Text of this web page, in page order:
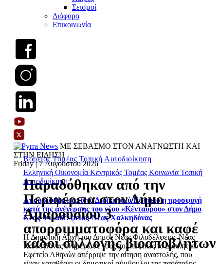
Σεισμοί
Διάφορα
Επικοινωνία
ΜΕ ΣΕΒΑΣΜΟ ΣΤΟΝ ΑΝΑΓΝΩΣΤΗ ΚΑΙ
ΣΤΗΝ ΕΙΔΗΣΗ
Friday | 7 Αυγούστου 2026
Ελληνική Οικονομία Κεντρικός Τομέας Κοινωνία Τοπική
Αυτοδιοίκηση
Απορρίφθηκε από το Διοικητικό Εφετείο η προσφυγή
κατά της ανέγερσης του νέου «Κένταυρου» στον Δήμο
Νέας Φιλαδέλφειας-Νέας Χαλκηδόνας
Η Δημοτική Αρχή του Δήμος Νέας Φιλαδέλφειας-Νέας
Χαλκηδόνας ενημέρωσε τους πολίτες πως το Διοικητικό
Εφετείο Αθηνών απέρριψε την αίτηση αναστολής, που
Βόρειος Τομέας Τοπική Αυτοδιοίκηση
Παραδόθηκαν από την
Περιφέρεια στον Δήμο
Αμαρουσίου 3
απορριμματοφόρα και καφέ
κάδοι συλλογής βιοαποβλήτων